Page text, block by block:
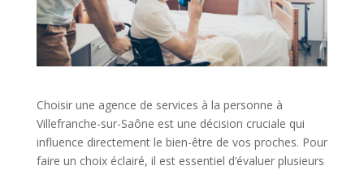
Choisir une agence de services à la personne à
Villefranche-sur-Saône est une décision cruciale qui
influence directement le bien-être de vos proches. Pour
faire un choix éclairé, il est essentiel d’évaluer plusieurs